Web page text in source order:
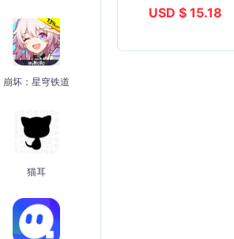
崩坏：星穹铁道
猫耳
USD $ 15.18